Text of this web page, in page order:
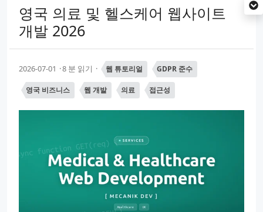
영국 의료 및 헬스케어 웹사이트
개발 2026
2026-07-01 8 분 읽기 웹 튜토리얼 GDPR 준수
영국 비즈니스 웹 개발 의료 접근성